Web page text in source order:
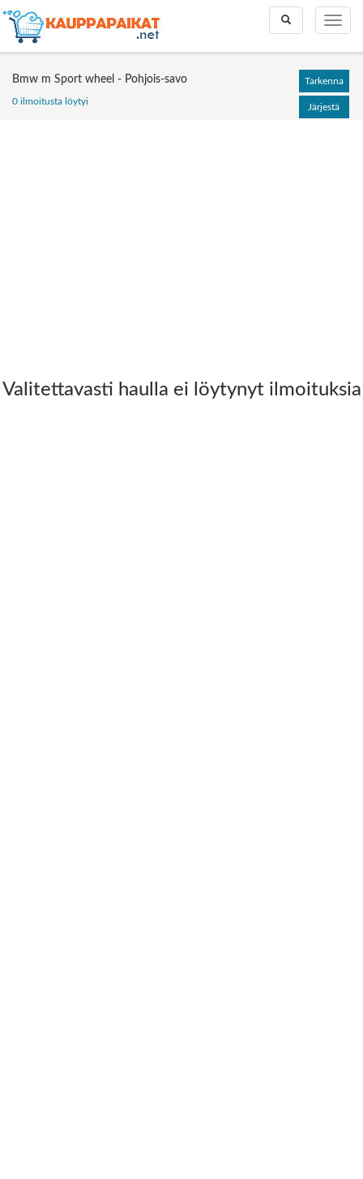
Toggle
Toggle
search
Bmw m Sport wheel - Pohjois-savo
0 ilmoitusta löytyi
Tarkenna
Järjestä
Valitettavasti haulla ei löytynyt ilmoituksia